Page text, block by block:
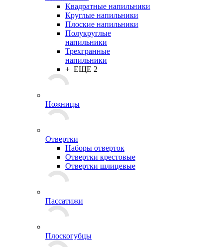
Квадратные напильники
Круглые напильники
Плоские напильники
Полукруглые
напильники
Трехгранные
напильники
+ ЕЩЕ 2
Ножницы
Отвертки
Наборы отверток
Отвертки крестовые
Отвертки шлицевые
Пассатижи
Плоскогубцы